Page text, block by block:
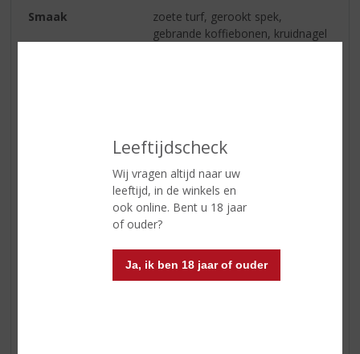
Leeftijdscheck
Wij vragen altijd naar uw
leeftijd, in de winkels en
ook online. Bent u 18 jaar
of ouder?
Ja, ik ben 18 jaar of ouder
Smaak
zoete turf, gerookt spek,
gebrande koffiebonen, kruidnagel
Reviews
Schrijf een review